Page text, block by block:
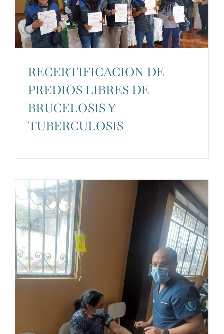
RECERTIFICACION DE
PREDIOS LIBRES DE
BRUCELOSIS Y
TUBERCULOSIS